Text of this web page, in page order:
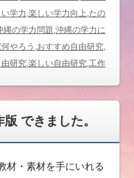
学力,楽しい学力向上,たの
の学力問題,沖縄の学力に
やろう,おすすめ自由研究,
研究,楽しい自由研究,工作
できました。
材・素材を手にいれる